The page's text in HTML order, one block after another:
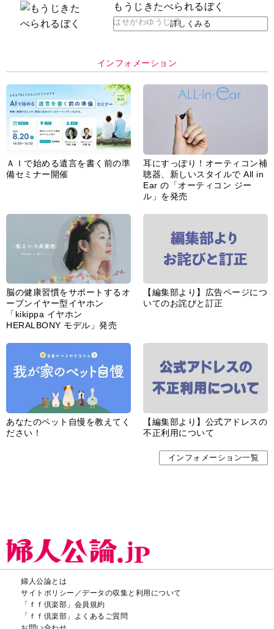
もうじきたべられるぼく
はせがわゆうじ 作詳しくみる
インフォメーション
ＡＩで始める遺言を書く前の準
備セミナー開催
耳にすっぽり！オーティコン補
聴器、新しいスタイルで All in
Ear の「オーティコン ジー
ル」を発売
脳の健康習慣をサポートするオ
ープンイヤー型イヤホン
「kikippa イヤホン
HERALBONY モデル」発売
【編集部より】広告ページにつ
いてのお詫びと訂正
あなたのペット自慢を教えてく
ださい！
【編集部より】公式アドレスの
不正利用について
インフォメーション一覧
婦人公論とは
サイトポリシー／データの収集と利用について
「ｆｆ倶楽部」会員規約
「ｆｆ倶楽部」よくあるご質問